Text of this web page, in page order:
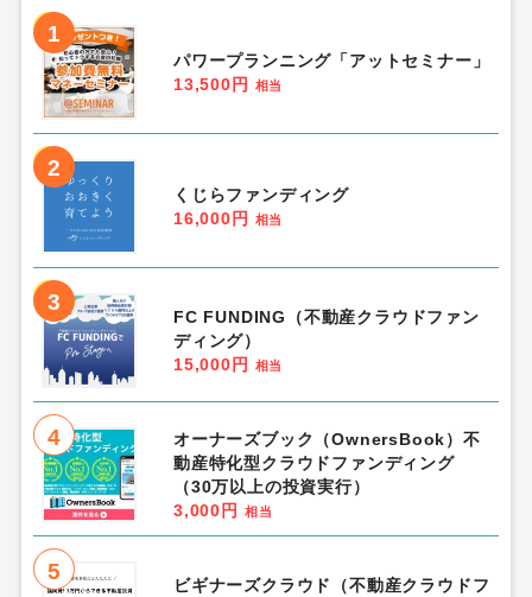
1
パワープランニング「アットセミナー」
13,500円
相当
2
くじらファンディング
16,000円
相当
3
FC FUNDING（不動産クラウドファン
ディング）
15,000円
相当
4
オーナーズブック（OwnersBook）不
動産特化型クラウドファンディング
（30万以上の投資実行）
3,000円
相当
5
ビギナーズクラウド（不動産クラウドフ